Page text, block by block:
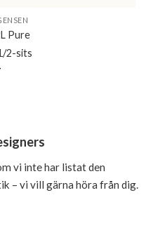
Pure
2-sits
vi inte har listat den
– vi vill gärna höra från dig.